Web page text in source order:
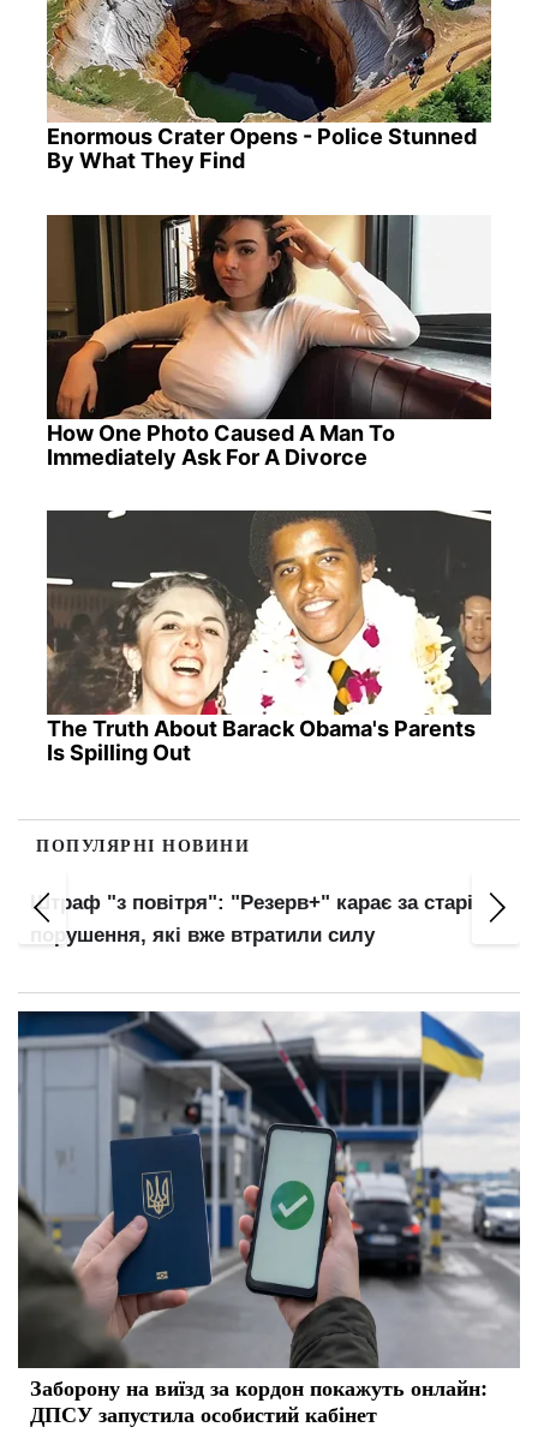
Enormous Crater Opens - Police Stunned
By What They Find
How One Photo Caused A Man To
Immediately Ask For A Divorce
The Truth About Barack Obama's Parents
Is Spilling Out
ПОПУЛЯРНІ НОВИНИ
Українців автоматично внесуть до баз ТЦК:
нові правила військового обліку
Заборону на виїзд за кордон покажуть онлайн:
ДПСУ запустила особистий кабінет